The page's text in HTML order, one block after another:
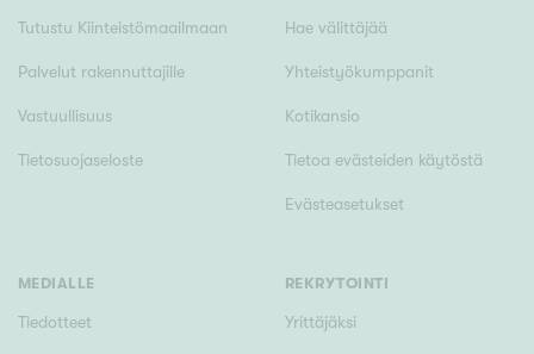
Tutustu Kiinteistömaailmaan
Palvelut rakennuttajille
Vastuullisuus
Tietosuojaseloste
Hae välittäjää
Yhteistyökumppanit
Kotikansio
Tietoa evästeiden käytöstä
Evästeasetukset
MEDIALLE
Tiedotteet
REKRYTOINTI
Yrittäjäksi